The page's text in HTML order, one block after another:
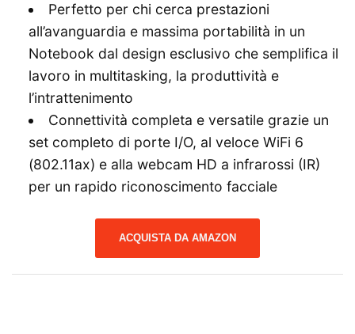
Perfetto per chi cerca prestazioni
all’avanguardia e massima portabilità in un
Notebook dal design esclusivo che semplifica il
lavoro in multitasking, la produttività e
l’intrattenimento
Connettività completa e versatile grazie un
set completo di porte I/O, al veloce WiFi 6
(802.11ax) e alla webcam HD a infrarossi (IR)
per un rapido riconoscimento facciale
ACQUISTA DA AMAZON